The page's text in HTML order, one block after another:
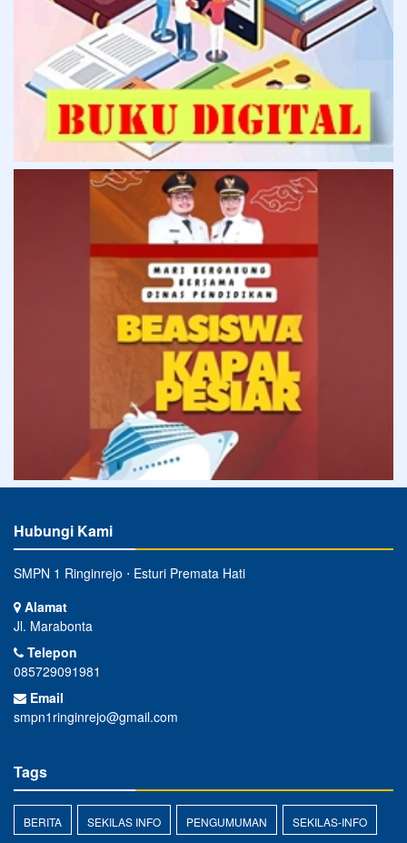
Hubungi Kami
SMPN 1 Ringinrejo ⋅ Esturi Premata Hati
Alamat
Jl. Marabonta
Telepon
085729091981
Email
smpn1ringinrejo@gmail.com
Tags
BERITA SEKILAS INFO PENGUMUMAN SEKILAS-INFO